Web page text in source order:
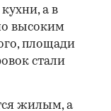
а в
высоким
площади
стали
жилым, а